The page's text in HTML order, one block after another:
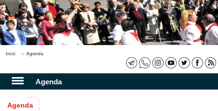
Inici Agenda
Agenda
Agenda